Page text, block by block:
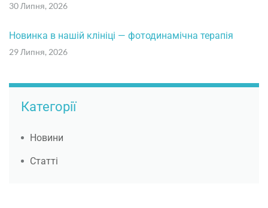
30 Липня, 2026
Новинка в нашій клініці — фотодинамічна терапія
29 Липня, 2026
Категорії
Новини
Статті